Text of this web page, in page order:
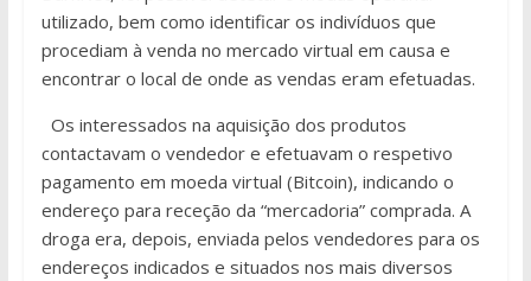
utilizado, bem como identificar os indivíduos que
procediam à venda no mercado virtual em causa e
encontrar o local de onde as vendas eram efetuadas.
Os interessados na aquisição dos produtos
contactavam o vendedor e efetuavam o respetivo
pagamento em moeda virtual (Bitcoin), indicando o
endereço para receção da “mercadoria” comprada. A
droga era, depois, enviada pelos vendedores para os
endereços indicados e situados nos mais diversos